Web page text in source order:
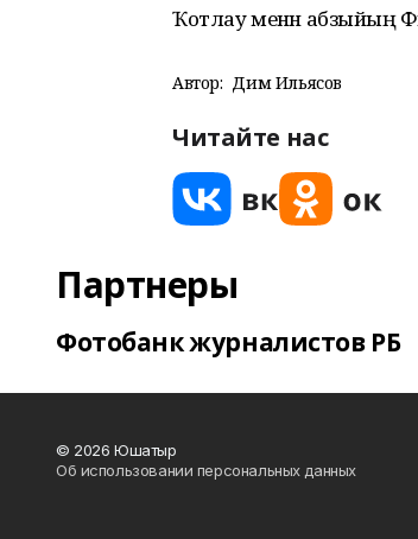
Ҡотлау менән абзыйың
Автор: Дим Ильясов
Читайте нас
Партнеры
Фотобанк журналистов РБ
© 2026 Юшатыр
Об использовании персональных данных